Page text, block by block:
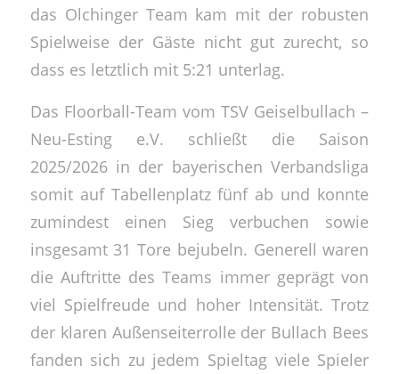
das Olchinger Team kam mit der robusten
Spielweise der Gäste nicht gut zurecht, so
dass es letztlich mit 5:21 unterlag.
Das Floorball-Team vom TSV Geiselbullach –
Neu-Esting e.V. schließt die Saison
2025/2026 in der bayerischen Verbandsliga
somit auf Tabellenplatz fünf ab und konnte
zumindest einen Sieg verbuchen sowie
insgesamt 31 Tore bejubeln. Generell waren
die Auftritte des Teams immer geprägt von
viel Spielfreude und hoher Intensität. Trotz
der klaren Außenseiterrolle der Bullach Bees
fanden sich zu jedem Spieltag viele Spieler